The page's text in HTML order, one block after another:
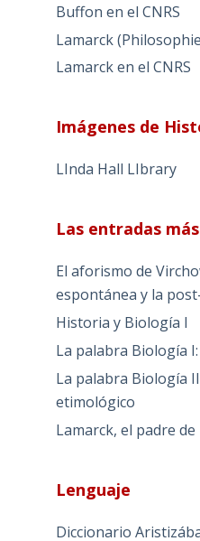
Buffon en el CNRS
Lamarck
Lamarck en el CNRS
Imágenes de
LInda Hall LIbrary
Las entradas
El aforismo de
espontánea y la
Historia y Biología I
La palabra Biología
La palabra Biología
etimológico
Lamarck, el padre
Lenguaje
Diccionario